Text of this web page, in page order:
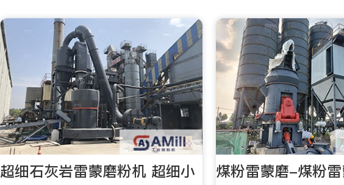
超细石灰岩雷蒙磨粉机 超细小
煤粉雷蒙磨-煤粉